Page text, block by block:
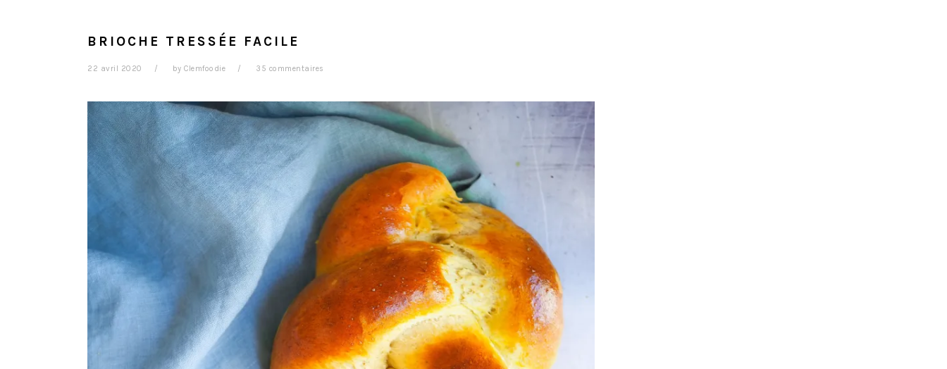
BRIOCHE TRESSÉE FACILE
22 avril 2020 by Clemfoodie 35 commentaires